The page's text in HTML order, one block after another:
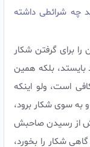
چه شرائطی داشته
براى گرفتن شكار
بلكه همين
است، ولو اين‏كه
سوى شكار برود،
از رسيدن صاحبش
شكار را بخورد،